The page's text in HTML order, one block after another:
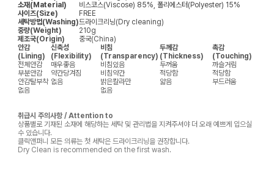
소재(Material)
비스코스(Viscose) 85%, 폴리에스터(Polyester) 15%
사이즈(Size)
FREE
세탁방법(Washing)드라이크리닝(Dry cleaning)
중량(Weight)
210g
제조국(Origin)
중국(China)
안감
(Lining)
신축성
(Flexibility)
비침
(Transparency)
두께감
(Thickness)
촉감
(Touching)
전체안감
매우좋음 비침있음 두꺼움
까슬거림
부분안감
약간당겨짐 비침약간 적당함
적당함
안감탈부착 없음 밝은칼라만 얇음
부드러움
없음
없음
취급시 주의사항 / Attention to
상품별로 기재된 소재에 해당하는 세탁 및 관리법을 지켜주셔야 더 오래 예쁘게 입으실
수 있습니다.
클릭앤퍼니 모든 의류는 첫 세탁은 드라이크리닝을 권장합니다.
Dry Clean is recommended on the first wash.